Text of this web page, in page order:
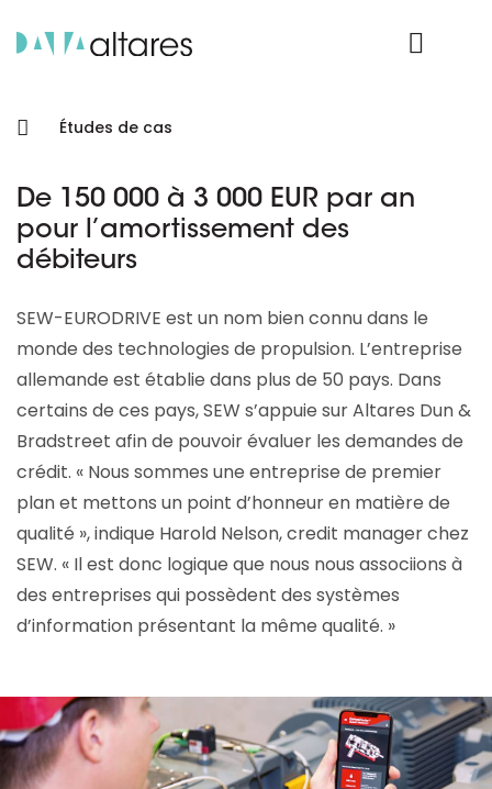
Études de cas
De 150 000 à 3 000 EUR par an
pour l’amortissement des
débiteurs
SEW-EURODRIVE est un nom bien connu dans le
monde des technologies de propulsion. L’entreprise
allemande est établie dans plus de 50 pays. Dans
certains de ces pays, SEW s’appuie sur Altares Dun &
Bradstreet afin de pouvoir évaluer les demandes de
crédit. « Nous sommes une entreprise de premier
plan et mettons un point d’honneur en matière de
qualité », indique Harold Nelson, credit manager chez
SEW. « Il est donc logique que nous nous associions à
des entreprises qui possèdent des systèmes
d’information présentant la même qualité. »